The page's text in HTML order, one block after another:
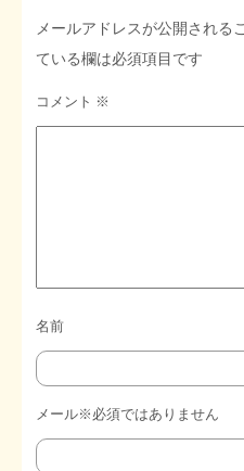
メールアドレスが公開される
ている欄は必須項目です
コメント ※
名前
メール※必須ではありません